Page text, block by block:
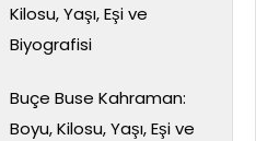
Kilosu, Yaşı, Eşi ve
Biyografisi
Buçe Buse Kahraman:
Boyu, Kilosu, Yaşı, Eşi ve